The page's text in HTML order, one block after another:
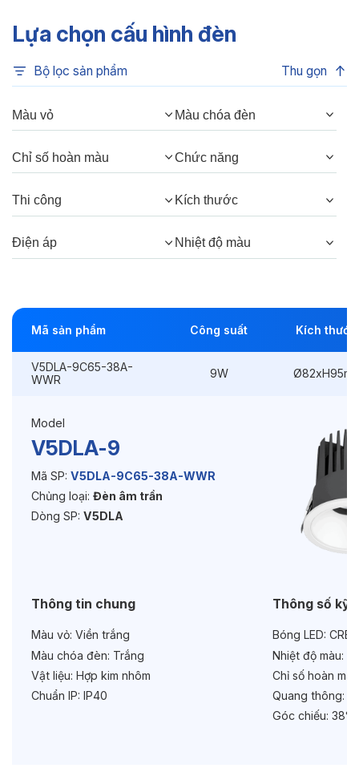
Nhiệt độ màu:6500K, 4000K, 3500K,
3000K, 3CCT
Chỉ số hoàn màu:
Quang thông:
600lm(C), 900lm(N),
Góc chiếu:38°, 24°
Thông số Điện & Lắp đặt
Điều hướng:
Kích thướcØ82xH95mm
Điện áp:220VAC, 50Hz
Độ bền & tùy chọn mở rộng
Chức năng:On/Off
Lựa chọn cấu hình đèn
Bộ lọc sản phẩm Thu gọn
Màu vỏ Màu chóa đèn
Chỉ số hoàn màu Chức năng
Thi công Kích thước
Điện áp Nhiệt độ màu
Mã sản phẩm Công suất Kích thước
V5DLA-9C65-38A-
WWR
9W
Model
V5DLA-9
Mã SP: V5DLA-9C65-38A-WWR
Chủng loại: Đèn âm trần
Dòng SP: V5DLA
Thông tin chung
Màu vỏ: Viền trắng
Màu chóa đèn: Trắng
Vật liệu: Hợp kim nhôm
Chuẩn IP: IP40
Thông số kỹ
Bóng LED:
Nhiệt độ màu:
Chỉ số hoàn
Quang thông:
Góc chiếu: 38°